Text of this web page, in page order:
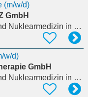
(m/w/d)
GmbH
Nuklearmedizin in Plettenberg
w/d)
GmbH
Nuklearmedizin in Bocholt